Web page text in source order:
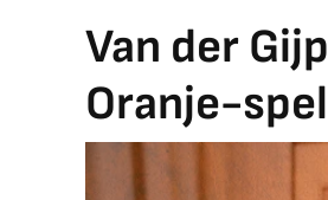
Van der
Oranje-